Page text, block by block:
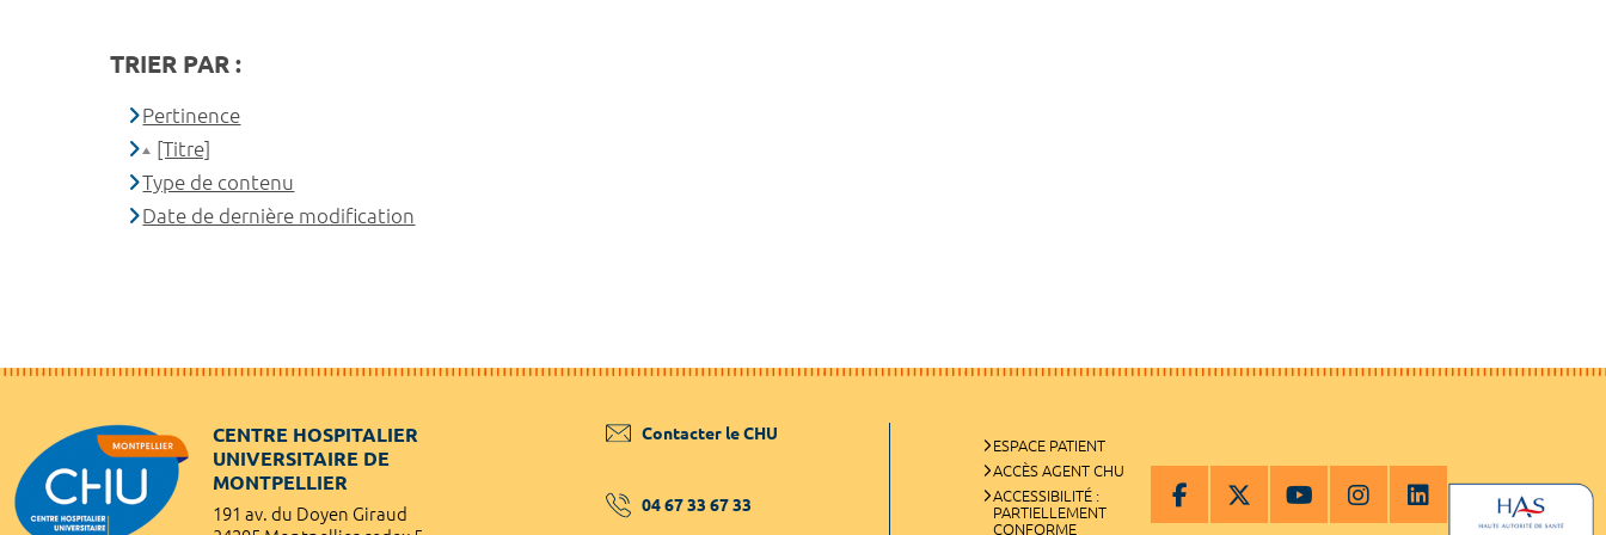
TRIER PAR :
Pertinence
[Titre]
Type de contenu
Date de dernière modification
CENTRE HOSPITALIER
UNIVERSITAIRE DE
MONTPELLIER
191 av. du Doyen Giraud
Contacter le CHU
04 67 33 67 33
ESPACE PATIENT
ACCÈS AGENT CHU
ACCESSIBILITÉ :
PARTIELLEMENT
CONFORME